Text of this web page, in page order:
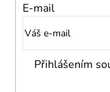
E-mail
Přihlášením